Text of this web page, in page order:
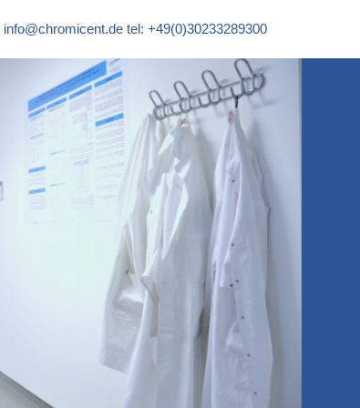
info@chromicent.de tel: +49(0)30233289300